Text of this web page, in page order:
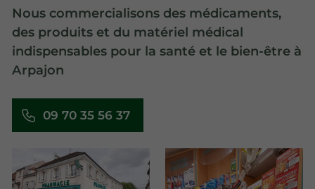
Nous commercialisons des médicaments,
des produits et du matériel médical
indispensables pour la santé et le bien-être à
Arpajon
09 70 35 56 37